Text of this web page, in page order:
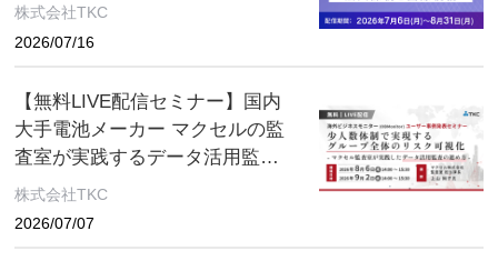
株式会社TKC
2026/07/16
【無料LIVE配信セミナー】国内
大手電池メーカー マクセルの監
査室が実践するデータ活用監査
とは ～８月６日(木)、９月２日
株式会社TKC
2026/07/07